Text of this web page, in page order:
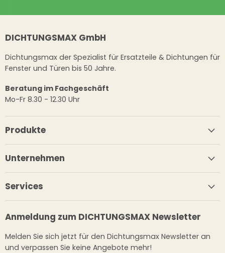
DICHTUNGSMAX GmbH
Dichtungsmax der Spezialist für Ersatzteile & Dichtungen für
Fenster und Türen bis 50 Jahre.
Beratung im Fachgeschäft
Mo-Fr 8.30 - 12.30 Uhr
Produkte
Unternehmen
Services
Anmeldung zum DICHTUNGSMAX Newsletter
Melden Sie sich jetzt für den Dichtungsmax Newsletter an
und verpassen Sie keine Angebote mehr!